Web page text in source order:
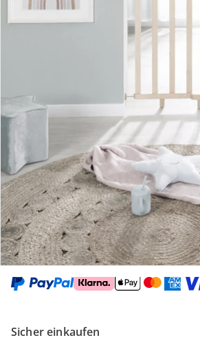
Gutscheine & Aktionen
Filialen & Beratung
Unternehmen
Sicher & flexibel bezahlen
Sicher einkaufen